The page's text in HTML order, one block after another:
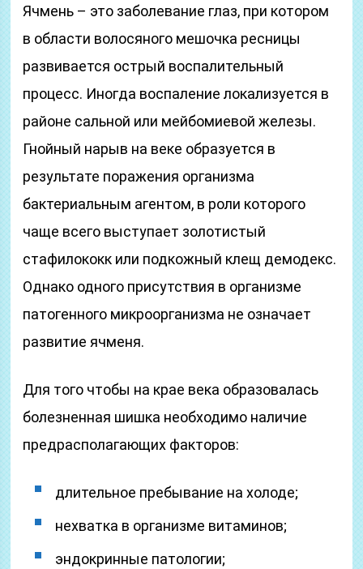
Ячмень – это заболевание глаз, при котором
в области волосяного мешочка ресницы
развивается острый воспалительный
процесс. Иногда воспаление локализуется в
районе сальной или мейбомиевой железы.
Гнойный нарыв на веке образуется в
результате поражения организма
бактериальным агентом, в роли которого
чаще всего выступает золотистый
стафилококк или подкожный клещ демодекс.
Однако одного присутствия в организме
патогенного микроорганизма не означает
развитие ячменя.
Для того чтобы на крае века образовалась
болезненная шишка необходимо наличие
предрасполагающих факторов:
длительное пребывание на холоде;
нехватка в организме витаминов;
эндокринные патологии;